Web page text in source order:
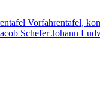
Vorfahrentafel,
Schefer Johann